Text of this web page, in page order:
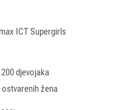
ICT Supergirls
djevojaka
žena